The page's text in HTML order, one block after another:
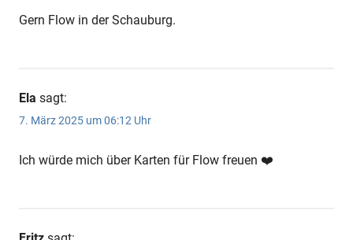
Gern Flow in der Schauburg.
Ela sagt:
7. März 2025 um 06:12 Uhr
Ich würde mich über Karten für Flow freuen ❤️